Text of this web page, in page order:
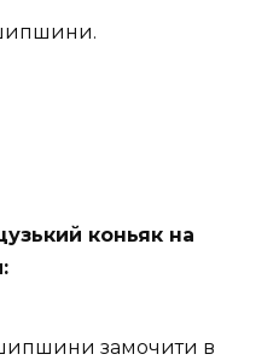
коньяк на
замочити в